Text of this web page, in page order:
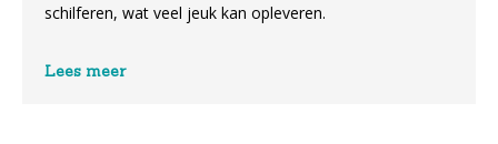
schilferen, wat veel jeuk kan opleveren.
Daarnaast is het ook beter voor je persoonlijke hygiëne
Lees meer